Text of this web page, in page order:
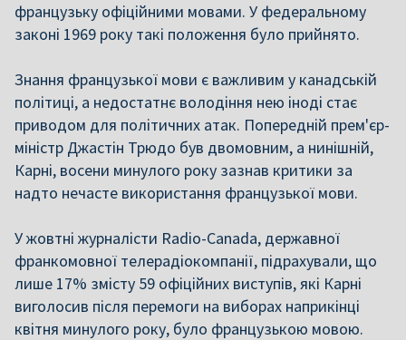
французьку офіційними мовами. У федеральному
законі 1969 року такі положення було прийнято.
Знання французької мови є важливим у канадській
політиці, а недостатнє володіння нею іноді стає
приводом для політичних атак. Попередній прем'єр-
міністр Джастін Трюдо був двомовним, а нинішній,
Карні, восени минулого року зазнав критики за
надто нечасте використання французької мови.
У жовтні журналісти Radio-Canada, державної
франкомовної телерадіокомпанії, підрахували, що
лише 17% змісту 59 офіційних виступів, які Карні
виголосив після перемоги на виборах наприкінці
квітня минулого року, було французькою мовою.